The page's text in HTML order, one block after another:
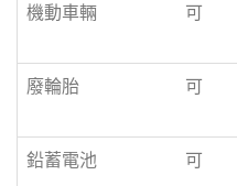
機動車輛 可
廢輪胎 可
鉛蓄電池 可